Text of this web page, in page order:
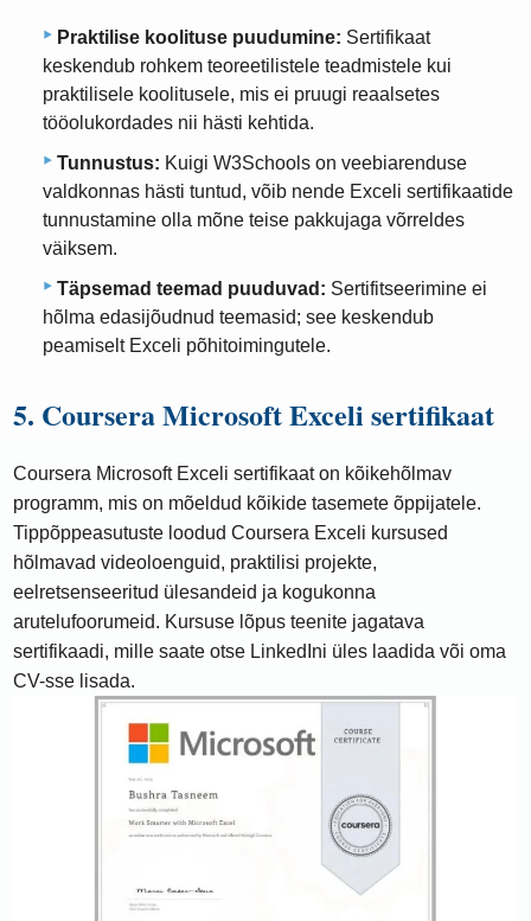
Praktilise koolituse puudumine: Sertifikaat
keskendub rohkem teoreetilistele teadmistele kui
praktilisele koolitusele, mis ei pruugi reaalsetes
tööolukordades nii hästi kehtida.
Tunnustus: Kuigi W3Schools on veebiarenduse
valdkonnas hästi tuntud, võib nende Exceli sertifikaatide
tunnustamine olla mõne teise pakkujaga võrreldes
väiksem.
Täpsemad teemad puuduvad: Sertifitseerimine ei
hõlma edasijõudnud teemasid; see keskendub
peamiselt Exceli põhitoimingutele.
5. Coursera Microsoft Exceli sertifikaat
Coursera Microsoft Exceli sertifikaat on kõikehõlmav
programm, mis on mõeldud kõikide tasemete õppijatele.
Tippõppeasutuste loodud Coursera Exceli kursused
hõlmavad videoloenguid, praktilisi projekte,
eelretsenseeritud ülesandeid ja kogukonna
arutelufoorumeid. Kursuse lõpus teenite jagatava
sertifikaadi, mille saate otse LinkedIni üles laadida või oma
CV-sse lisada.